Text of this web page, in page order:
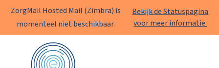
ZorgMail Hosted Mail (Zimbra) is
momenteel niet beschikbaar.
Bekijk de Statuspagina
voor meer informatie.
Enovation